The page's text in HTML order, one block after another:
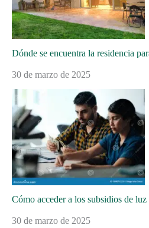
Dónde se encuentra la residencia
30 de marzo de 2025
Cómo acceder a los subsidios de
30 de marzo de 2025